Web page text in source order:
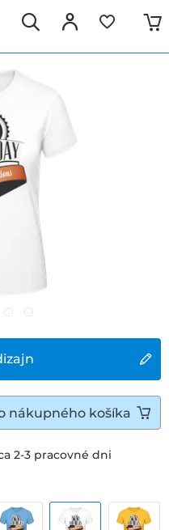
2-3 pracovné dni
nákupného košíka